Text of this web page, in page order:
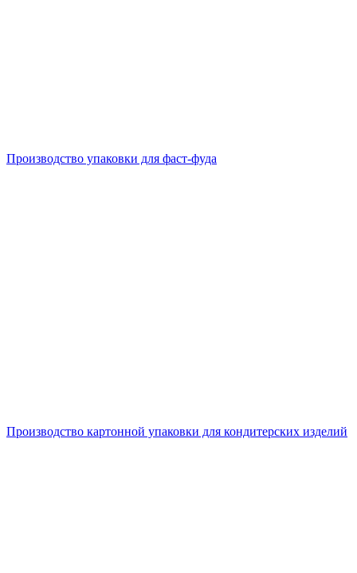
Производство упаковки для фаст-фуда
Производство картонной упаковки для кондитерских изделий